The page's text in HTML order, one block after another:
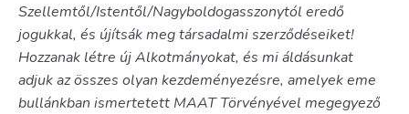
Szellemtől/Istentől/Nagyboldogasszonytól eredő
jogukkal, és újítsák meg társadalmi szerződéseiket!
Hozzanak létre új Alkotmányokat, és mi áldásunkat
adjuk az összes olyan kezdeményezésre, amelyek eme
bullánkban ismertetett MAAT Törvényével megegyező